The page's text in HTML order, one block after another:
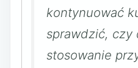
kontynuować
sprawdzić, czy
stosowanie